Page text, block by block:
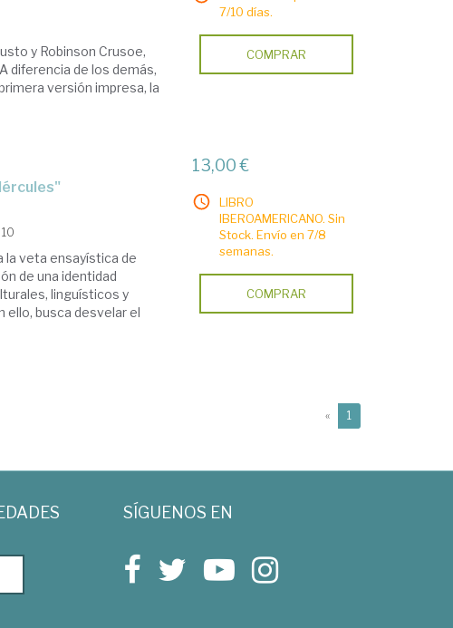
y Robinson Crusoe,
diferencia de los demás,
versión impresa, la
7/10 días.
COMPRAR
la veta ensayística de
de una identidad
linguísticos y
ello, busca desvelar el
13,00 €
LIBRO
IBEROAMERICANO. Sin
Stock. Envío en 7/8
semanas.
COMPRAR
« 1
SÍGUENOS EN